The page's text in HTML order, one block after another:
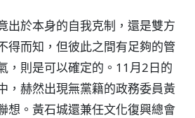
出於本身的自我克制，還是雙方
得而知，但彼此之間有足夠的管
，則是可以確定的。11月2日的
，赫然出現無黨籍的政務委員黃
想。黃石城還兼任文化復興總會